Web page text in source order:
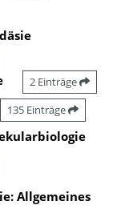
2 Einträge
135 Einträge
Allgemeines